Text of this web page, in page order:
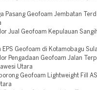
Pasang Geofoam Jembatan
Jual Geofoam Kepulauan
Geofoam di Kotamobagu
Pengadaan Geofoam Jalan
Utara
Geofoam Lightweight Fill